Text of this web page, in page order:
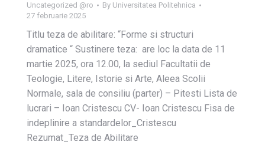
Uncategorized @ro By Universitatea Politehnica
27 februarie 2025
Titlu teza de abilitare: “Forme si structuri
dramatice “ Sustinere teza: are loc la data de 11
martie 2025, ora 12.00, la sediul Facultatii de
Teologie, Litere, Istorie si Arte, Aleea Scolii
Normale, sala de consiliu (parter) – Pitesti Lista de
lucrari – Ioan Cristescu CV- Ioan Cristescu Fisa de
indeplinire a standardelor_Cristescu
Rezumat_Teza de Abilitare